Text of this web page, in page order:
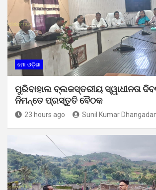
ମୋ ଓଡ଼ିଶା
ମୁରିବାହାଲ ବ୍ଲକସ୍ତରୀୟ ସ୍ୱାଧୀନତା
ନିମନ୍ତେ ପ୍ରସ୍ତୁତି ବୈଠକ
23 hours ago Sunil Kumar